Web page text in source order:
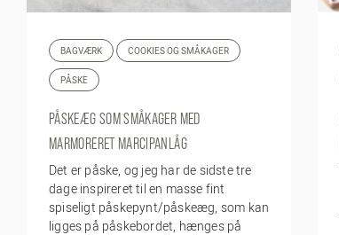
BAGVÆRK COOKIES OG SMÅKAGER
PÅSKE
PÅSKEÆG SOM SMÅKAGER MED
MARMORERET MARCIPANLÅG
Det er påske, og jeg har de sidste tre
dage inspireret til en masse fint
spiseligt påskepynt/påskeæg, som kan
ligges på påskebordet, hænges på